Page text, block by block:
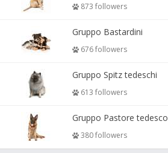
873 followers
Gruppo Bastardini
676 followers
Gruppo Spitz tedeschi
613 followers
Gruppo Pastore tedesco
380 followers